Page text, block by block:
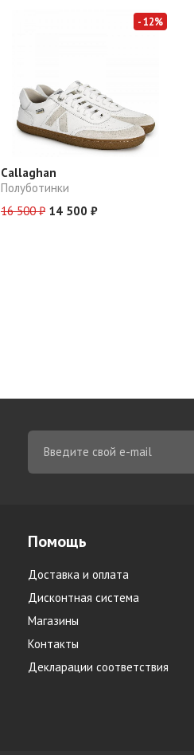
- 12%
Callaghan
Полуботинки
16 500 ₽ 14 500 ₽
Помощь
Доставка и оплата
Дисконтная система
Магазины
Контакты
Декларации соответствия